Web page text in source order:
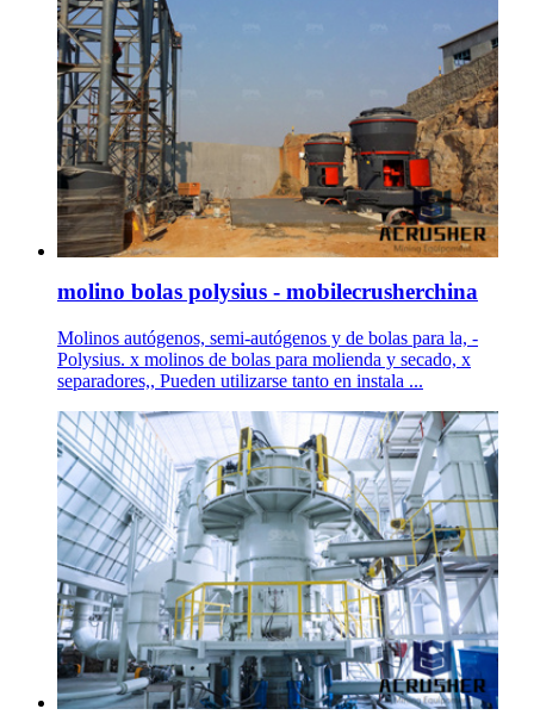
molino bolas polysius - mobilecrusherchina
Molinos autógenos, semi-autógenos y de bolas para la, -
Polysius. x molinos de bolas para molienda y secado, x
separadores,, Pueden utilizarse tanto en instala ...